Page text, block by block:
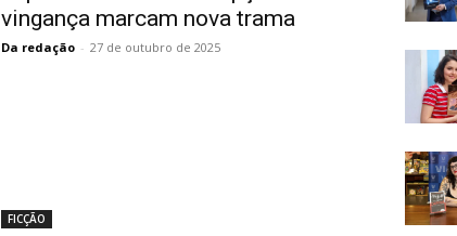
vingança marcam nova trama
Da redação - 27 de outubro de 2025
FICÇÃO